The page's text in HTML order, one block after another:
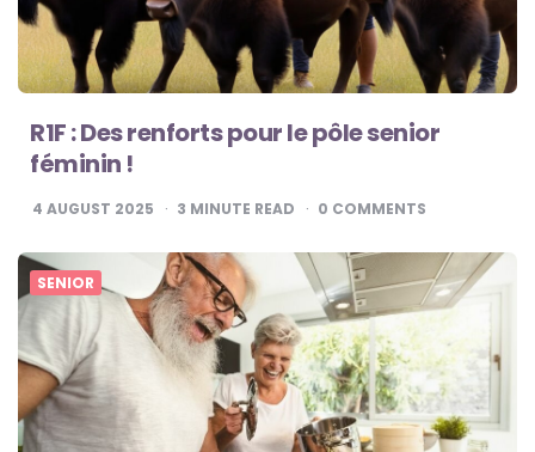
R1F : Des renforts pour le pôle senior
féminin !
4 AUGUST 2025 3 MINUTE READ 0 COMMENTS
SENIOR